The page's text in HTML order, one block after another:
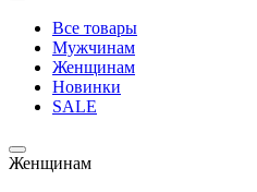
Все товары
Мужчинам
Женщинам
Новинки
SALE
Женщинам